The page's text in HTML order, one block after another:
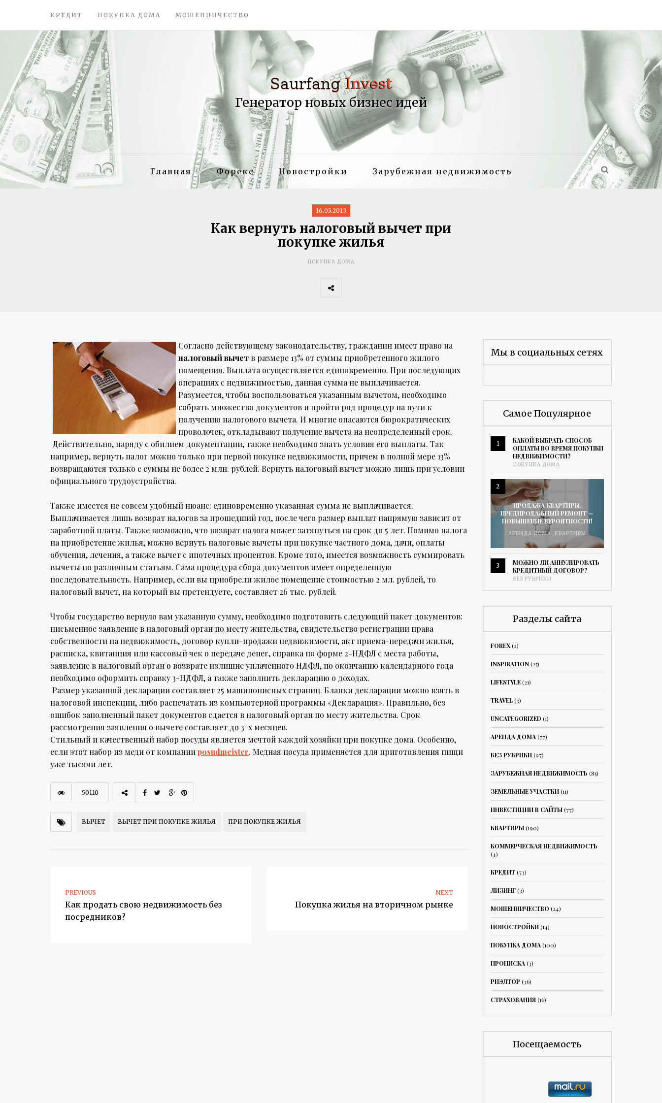
КРЕДИТ ПОКУПКА ДОМА МОШЕННИЧЕСТВО
Генератор новых бизнес идей
Главная Форекс Новостройки Зарубежная недвижимость
16.05.2013
Как вернуть налоговый вычет при
покупке жилья
ПОКУПКА ДОМА
Согласно действующему законодательству, гражданин имеет право на
налоговый вычет в размере 13% от суммы приобретенного жилого
помещения. Выплата осуществляется единовременно. При последующих
операциях с недвижимостью, данная сумма не выплачивается.
Разумеется, чтобы воспользоваться указанным вычетом, необходимо
собрать множество документов и пройти ряд процедур на пути к
получению налогового вычета. И многие опасаются бюрократических
проволочек, откладывают получение вычета на неопределенный срок.
Действительно, наряду с обилием документации, также необходимо знать условия его выплаты. Так
например, вернуть налог можно только при первой покупке недвижимости, причем в полной мере 13%
возвращаются только с суммы не более 2 млн. рублей. Вернуть налоговый вычет можно лишь при условии
официального трудоустройства.
Также имеется не совсем удобный нюанс: единовременно указанная сумма не выплачивается.
Выплачивается лишь возврат налогов за прошедший год, после чего размер выплат напрямую зависит от
заработной платы. Также возможно, что возврат налога может затянуться на срок до 5 лет. Помимо налога
на приобретение жилья, можно вернуть налоговые вычеты при покупке частного дома, дачи, оплаты
обучения, лечения, а также вычет с ипотечных процентов. Кроме того, имеется возможность суммировать
вычеты по различным статьям. Сама процедура сбора документов имеет определенную
последовательность. Например, если вы приобрели жилое помещение стоимостью 2 мл. рублей, то
налоговый вычет, на который вы претендуете, составляет 26 тыс. рублей.
Чтобы государство вернуло вам указанную сумму, необходимо подготовить следующий пакет документов:
письменное заявление в налоговый орган по месту жительства, свидетельство регистрации права
собственности на недвижимость, договор купли-продажи недвижимости, акт приема-передачи жилья,
расписка, квитанция или кассовый чек о передаче денег, справка по форме 2-НДФЛ с места работы,
заявление в налоговый орган о возврате излишне уплаченного НДФЛ, по окончанию календарного года
необходимо оформить справку 3-НДФЛ, а также заполнить декларацию о доходах.
Размер указанной декларации составляет 25 машинописных страниц. Бланки декларации можно взять в
налоговой инспекции, либо распечатать из компьютерной программы «Декларация». Правильно, без
ошибок заполненный пакет документов сдается в налоговый орган по месту жительства. Срок
рассмотрения заявления о вычете составляет до 3-х месяцев.
Стильный и качественный набор посуды является мечтой каждой хозяйки при покупке дома. Особенно,
если этот набор из меди от компанииposudmeister. Медная посуда применяется для приготовления пищи
уже тысячи лет.
50110
ВЫЧЕТ ВЫЧЕТ ПРИ ПОКУПКЕ ЖИЛЬЯ ПРИ ПОКУПКЕ ЖИЛЬЯ
PREVIOUS
Как продать свою недвижимость без
посредников?
NEXT
Покупка жилья на вторичном рынке
Мы в социальных сетях
Самое Популярное
1
КАКОЙ ВЫБРАТЬ СПОСОБ
ОПЛАТЫ ВО ВРЕМЯ ПОКУПКИ
НЕДВИЖИМОСТИ?
ПОКУПКА ДОМА
2
ПРОДАЖА КВАРТИРЫ.
ПРЕДПРОДАЖНЫЙ РЕМОНТ —
ПОВЫШЕНИЕ ВЕРОЯТНОСТИ!
АРЕНДА ДОМА, КВАРТИРЫ
3
МОЖНО ЛИ АННУЛИРОВАТЬ
КРЕДИТНЫЙ ДОГОВОР?
БЕЗ РУБРИКИ
Разделы сайта
FOREX(2)
INSPIRATION(25)
LIFESTYLE(21)
TRAVEL(3)
UNCATEGORIZED (1)
АРЕНДА ДОМА(77)
БЕЗ РУБРИКИ(97)
ЗАРУБЕЖНАЯ НЕДВИЖИМОСТЬ (85)
ЗЕМЕЛЬНЫЕ УЧАСТКИ(11)
ИНВЕСТИЦИИ В САЙТЫ(77)
КВАРТИРЫ(190)
КОММЕРЧЕСКАЯ НЕДВИЖИМОСТЬ
(4)
КРЕДИТ(73)
ЛИЗИНГ(3)
МОШЕННИЧЕСТВО (24)
НОВОСТРОЙКИ(14)
ПОКУПКА ДОМА(100)
ПРОПИСКА(3)
РИЭЛТОР (36)
СТРАХОВАНИЯ(16)
Посещаемость